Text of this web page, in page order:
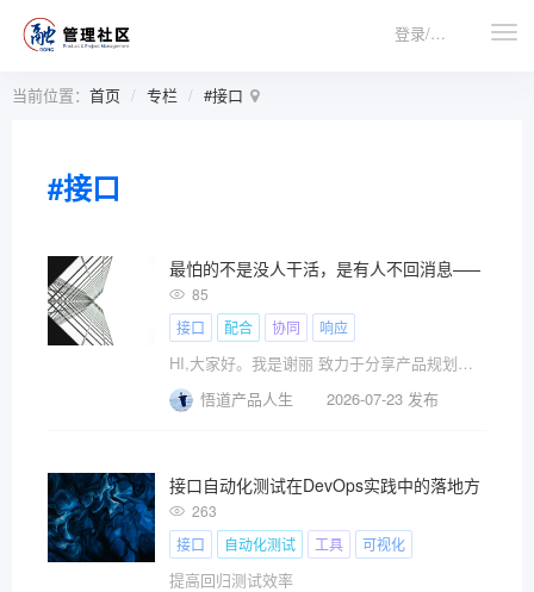
登录/注册
当前位置： 首页 专栏 #接口
#接口
最怕的不是没人干活，是有人不回消息——跨团
85
接口
配合 协同 响应
HI,大家好。我是谢丽 致力于分享产品规划与设计、
悟道产品人生
2026-07-23 发布
接口自动化测试在DevOps实践中的落地方法
263
接口
自动化测试 工具 可视化
提高回归测试效率